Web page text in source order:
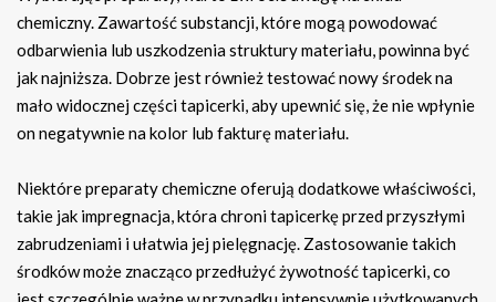
chemiczny. Zawartość substancji, które mogą powodować
odbarwienia lub uszkodzenia struktury materiału, powinna być
jak najniższa. Dobrze jest również testować nowy środek na
mało widocznej części tapicerki, aby upewnić się, że nie wpłynie
on negatywnie na kolor lub fakturę materiału.
Niektóre preparaty chemiczne oferują dodatkowe właściwości,
takie jak impregnacja, która chroni tapicerkę przed przyszłymi
zabrudzeniami i ułatwia jej pielęgnację. Zastosowanie takich
środków może znacząco przedłużyć żywotność tapicerki, co